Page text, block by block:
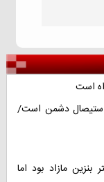
است
استیصال دشمن است/
مجلس: استاندار هرمزگان پیگیر ۸۵ لیتر بنزین مازاد بود اما